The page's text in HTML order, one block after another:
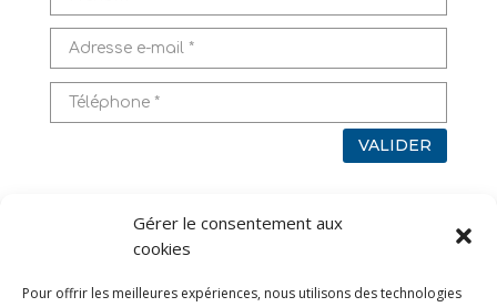
Gérer le consentement aux
cookies
Pour offrir les meilleures expériences, nous utilisons des technologies
VALIDER
rendez-vous sur Mentions légales
TAGS